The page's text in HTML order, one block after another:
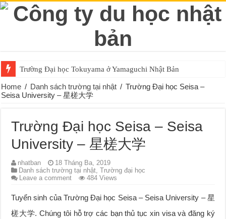
Trường Đại học Tokuyama ở Yamaguchi Nhật Bản
Home / Danh sách trường tại nhật / Trường Đại học Seisa –
Seisa University – 星槎大学
Trường Đại học Seisa – Seisa
University – 星槎大学
nhatban
18 Tháng Ba, 2019
Danh sách trường tại nhật,Trường đại học
Leave a comment
484 Views
Tuyển sinh của Trường Đại học Seisa – Seisa University – 星
槎大学. Chúng tôi hỗ trợ các bạn thủ tục xin visa và đăng ký